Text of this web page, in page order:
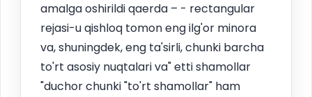
amalga oshirildi qaerda – - rectangular
rejasi-u qishloq tomon eng ilg'or minora
va, shuningdek, eng ta'sirli, chunki barcha
to'rt asosiy nuqtalari va" etti shamollar
"duchor chunki "to'rt shamollar" ham